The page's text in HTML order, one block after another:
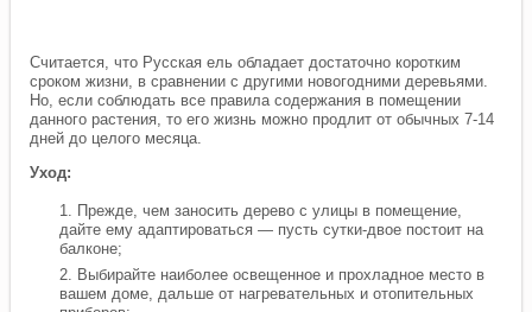
Считается, что Русская ель обладает достаточно коротким
сроком жизни, в сравнении с другими новогодними деревьями.
Но, если соблюдать все правила содержания в помещении
данного растения, то его жизнь можно продлит от обычных 7-14
дней до целого месяца.
Уход:
Прежде, чем заносить дерево с улицы в помещение,
дайте ему адаптироваться — пусть сутки-двое постоит на
балконе;
Выбирайте наиболее освещенное и прохладное место в
вашем доме, дальше от нагревательных и отопительных